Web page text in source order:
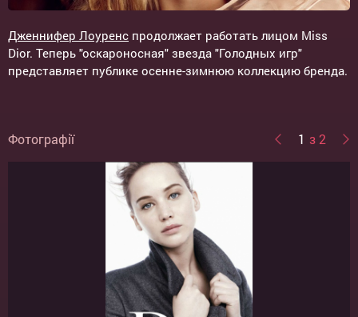
Дженнифер Лоуренс продолжает работать лицом Miss
Dior. Теперь "оскароносная" звезда "Голодных игр"
представляет публике осенне-зимнюю коллекцию бренда.
Фотографії 1 з 2